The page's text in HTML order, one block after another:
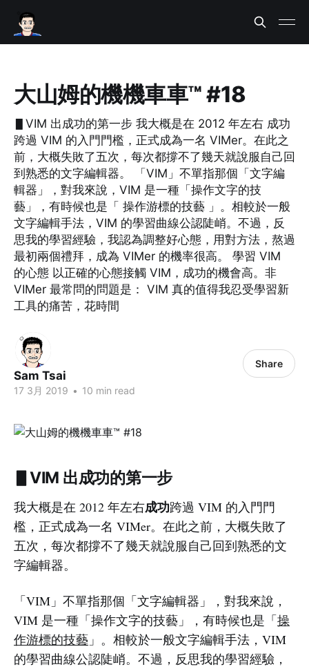
大山姆的機機車車™ #18
▋VIM 出成功的第一步 我大概是在 2012 年左右 成功
跨過 VIM 的入門門檻，正式成為一名 VIMer。在此之
前，大概失敗了五次，每次都撐不了幾天就說服自己回
到熟悉的文字編輯器。 「VIM」不單指那個「文字編
輯器」，對我來說，VIM 是一種「操作文字的技
藝」，有時候也是「 操作游標的技藝 」。相較於一般
文字編輯手法，VIM 的學習曲線公認陡峭。不過，反
思我的學習經驗，我認為調整好心態，用對方法，熬過
最初兩個禮拜，成為 VIMer 的機率很高。 學習 VIM
的心態 以正確的心態接觸 VIM，成功的機會高。非
VIMer 最常問的問題是： VIM 真的值得我忍受學習新
工具的痛苦，花時間
Sam Tsai
17 3月 2019 • 10 min read
Share
▋VIM 出成功的第一步
我大概是在 2012 年左右成功跨過 VIM 的入門門
檻，正式成為一名 VIMer。在此之前，大概失敗了
五次，每次都撐不了幾天就說服自己回到熟悉的文
字編輯器。
「VIM」不單指那個「文字編輯器」，對我來說，
VIM 是一種「操作文字的技藝」，有時候也是「操
作游標的技藝 」。相較於一般文字編輯手法，VIM
的學習曲線公認陡峭。不過，反思我的學習經驗，